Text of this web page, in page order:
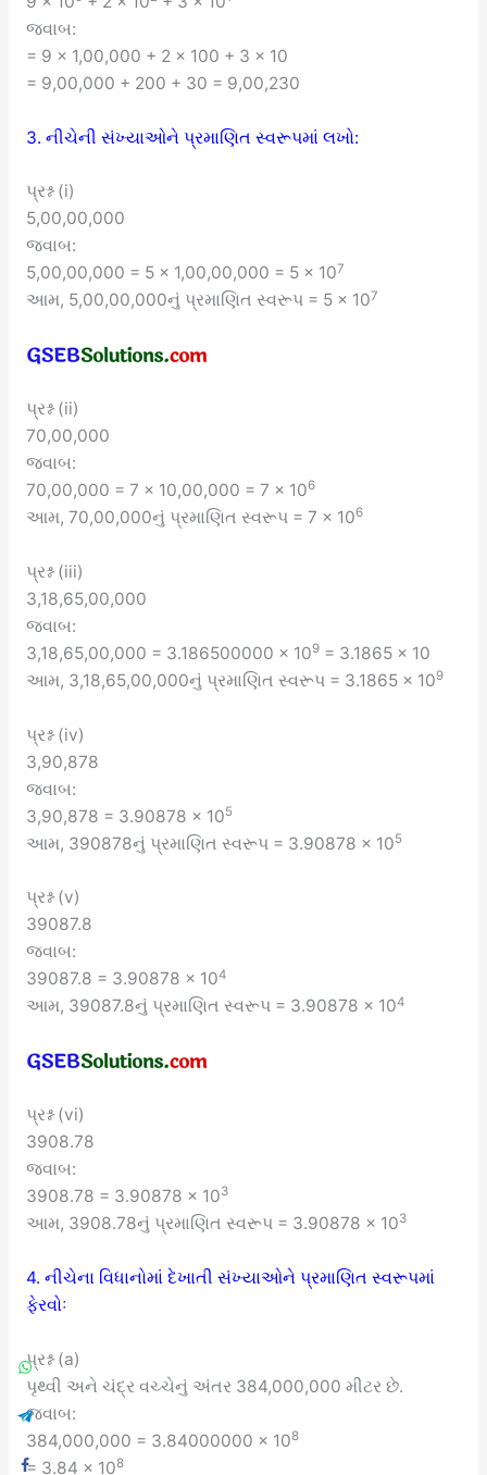
જવાબ:
= 9 × 1,00,000 + 2 × 100 + 3 × 10
= 9,00,000 + 200 + 30 = 9,00,230
3. નીચેની સંખ્યાઓને પ્રમાણિત સ્વરૂપમાં લખો:
પ્રશ્ન (i)
5,00,00,000
જવાબ:
5,00,00,000 = 5 × 1,00,00,000 = 5 × 107
આમ, 5,00,00,000નું પ્રમાણિત સ્વરૂપ = 5 × 107
પ્રશ્ન (ii)
70,00,000
જવાબ:
70,00,000 = 7 × 10,00,000 = 7 × 106
આમ, 70,00,000નું પ્રમાણિત સ્વરૂપ = 7 × 106
પ્રશ્ન (iii)
3,18,65,00,000
જવાબ:
3,18,65,00,000 = 3.186500000 × 109= 3.1865 × 10
આમ, 3,18,65,00,000નું પ્રમાણિત સ્વરૂપ = 3.1865 × 109
પ્રશ્ન (iv)
3,90,878
જવાબ:
3,90,878 = 3.90878 × 105
આમ, 390878નું પ્રમાણિત સ્વરૂપ = 3.90878 × 105
પ્રશ્ન (v)
39087.8
જવાબ:
39087.8 = 3.90878 × 104
આમ, 39087.8નું પ્રમાણિત સ્વરૂપ = 3.90878 × 104
પ્રશ્ન (vi)
3908.78
જવાબ:
3908.78 = 3.90878 × 103
આમ, 3908.78નું પ્રમાણિત સ્વરૂપ = 3.90878 × 103
4. નીચેના વિધાનોમાં દેખાતી સંખ્યાઓને પ્રમાણિત સ્વરૂપમાં
ફેરવોઃ
પ્રશ્ન (a)
પૃથ્વી અને ચંદ્ર વચ્ચેનું અંતર 384,000,000 મીટર છે.
જવાબ:
384,000,000 = 3.84000000 × 108
= 3.84 × 108